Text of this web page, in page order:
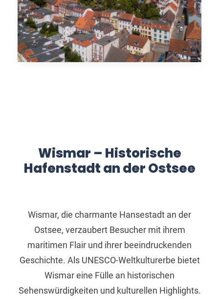
Wismar – Historische
Hafenstadt an der Ostsee
Wismar, die charmante Hansestadt an der
Ostsee, verzaubert Besucher mit ihrem
maritimen Flair und ihrer beeindruckenden
Geschichte. Als UNESCO-Weltkulturerbe bietet
Wismar eine Fülle an historischen
Sehenswürdigkeiten und kulturellen Highlights.